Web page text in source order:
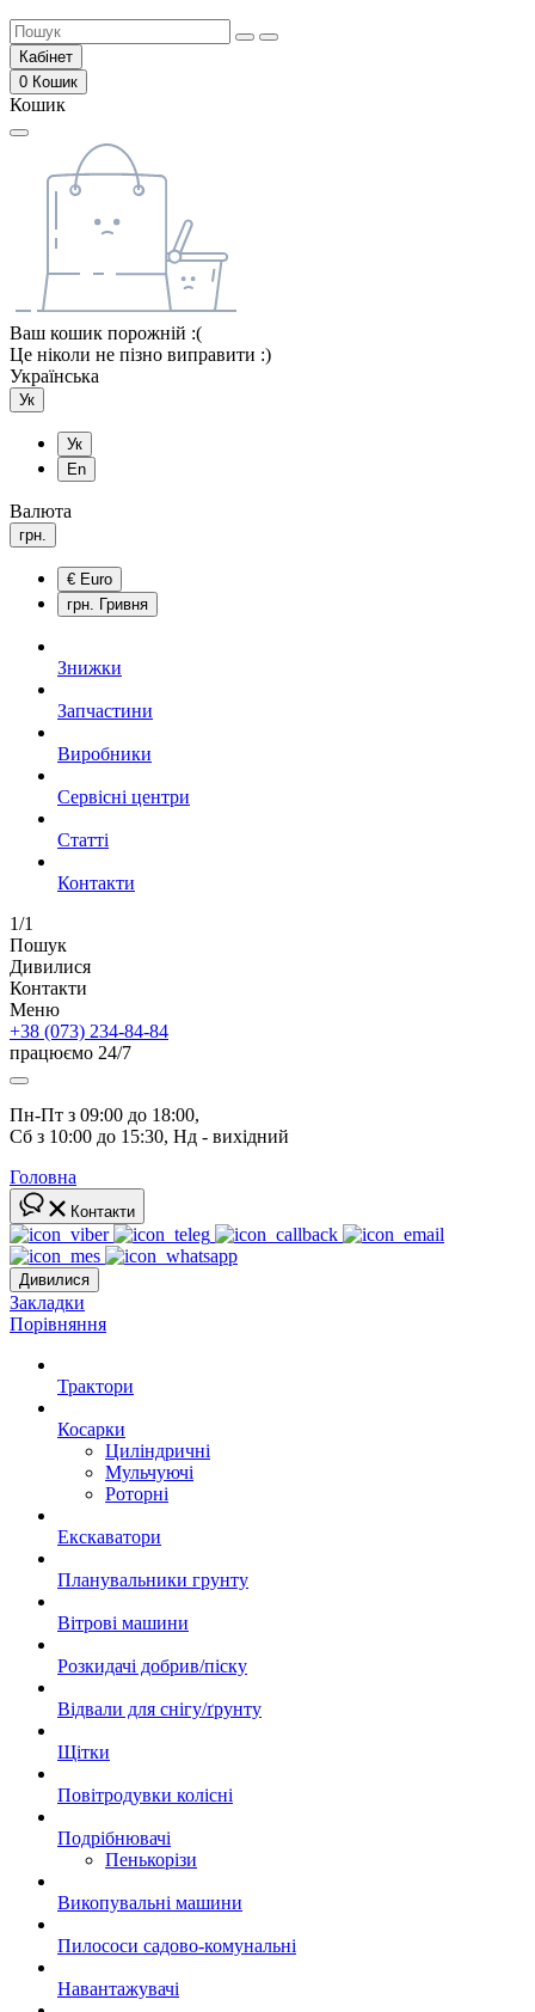
Кабінет
0 Кошик
Кошик
Ваш кошик порожній :(
Це ніколи не пізно виправити :)
Українська
Ук
Ук
En
Валюта
грн.
€ Euro
грн. Гривня
Знижки
Запчастини
Виробники
Сервісні центри
Статті
Контакти
1/1
Пошук
Дивилися
Контакти
Меню
+38 (073) 234-84-84
працюємо 24/7
Пн-Пт з 09:00 до 18:00,
Сб з 10:00 до 15:30, Нд - вихідний
Головна
Контакти
Дивилися
Закладки
Порівняння
Трактори
Косарки
Циліндричні
Мульчуючі
Роторні
Екскаватори
Планувальники грунту
Вітрові машини
Розкидачі добрив/піску
Відвали для снігу/ґрунту
Щітки
Повітродувки колісні
Подрібнювачі
Пенькорізи
Викопувальні машини
Пилососи садово-комунальні
Навантажувачі